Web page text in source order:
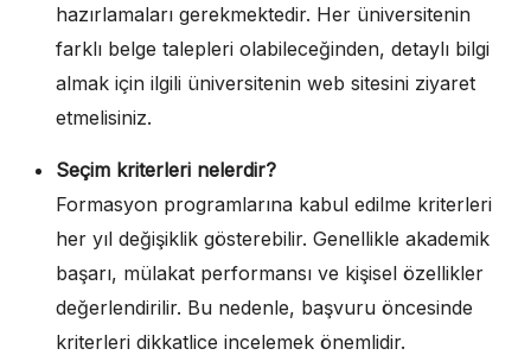
hazırlamaları gerekmektedir. Her üniversitenin
farklı belge talepleri olabileceğinden, detaylı bilgi
almak için ilgili üniversitenin web sitesini ziyaret
etmelisiniz.
Seçim kriterleri nelerdir?
Formasyon programlarına kabul edilme kriterleri
her yıl değişiklik gösterebilir. Genellikle akademik
başarı, mülakat performansı ve kişisel özellikler
değerlendirilir. Bu nedenle, başvuru öncesinde
kriterleri dikkatlice incelemek önemlidir.